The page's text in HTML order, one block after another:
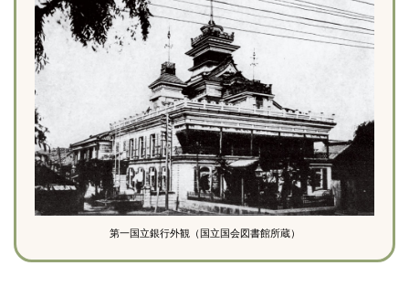
第一国立銀行外観（国立国会図書館所蔵）